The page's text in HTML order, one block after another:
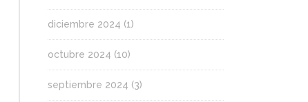
diciembre 2024 (1)
octubre 2024 (10)
septiembre 2024 (3)